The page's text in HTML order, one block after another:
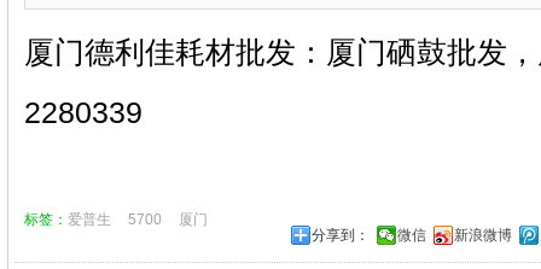
厦门德利佳耗材批发：厦门硒鼓批发
2280339
标签： 爱普生 5700
厦门
分享到：
微信 新浪微博